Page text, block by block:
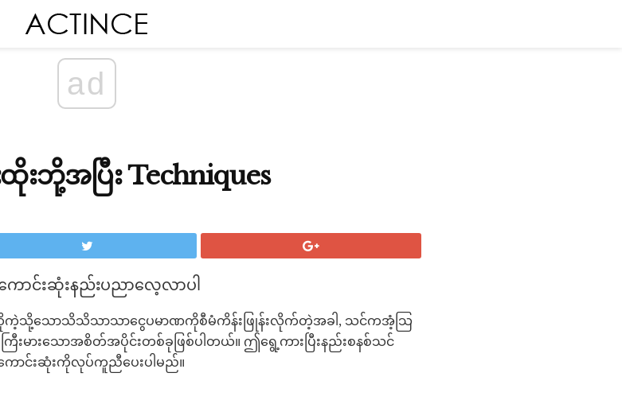
ad
းဘို့အပြီး Techniques
ာင်းဆုံးနည်းပညာလေ့လာပါ
ထိုကဲ့သို့သောသိသိသာသာငွေပမာဏကိုစီမံကိန်းဖြုန်းလိုက်တဲ့အခါ, သင်ကအံ့သြ
းမားသောအစိတ်အပိုင်းတစ်ခုဖြစ်ပါတယ်။ ဤရွေ့ကားပြီးနည်းစနစ်သင်
င်းဆုံးကိုလုပ်ကူညီပေးပါမည်။